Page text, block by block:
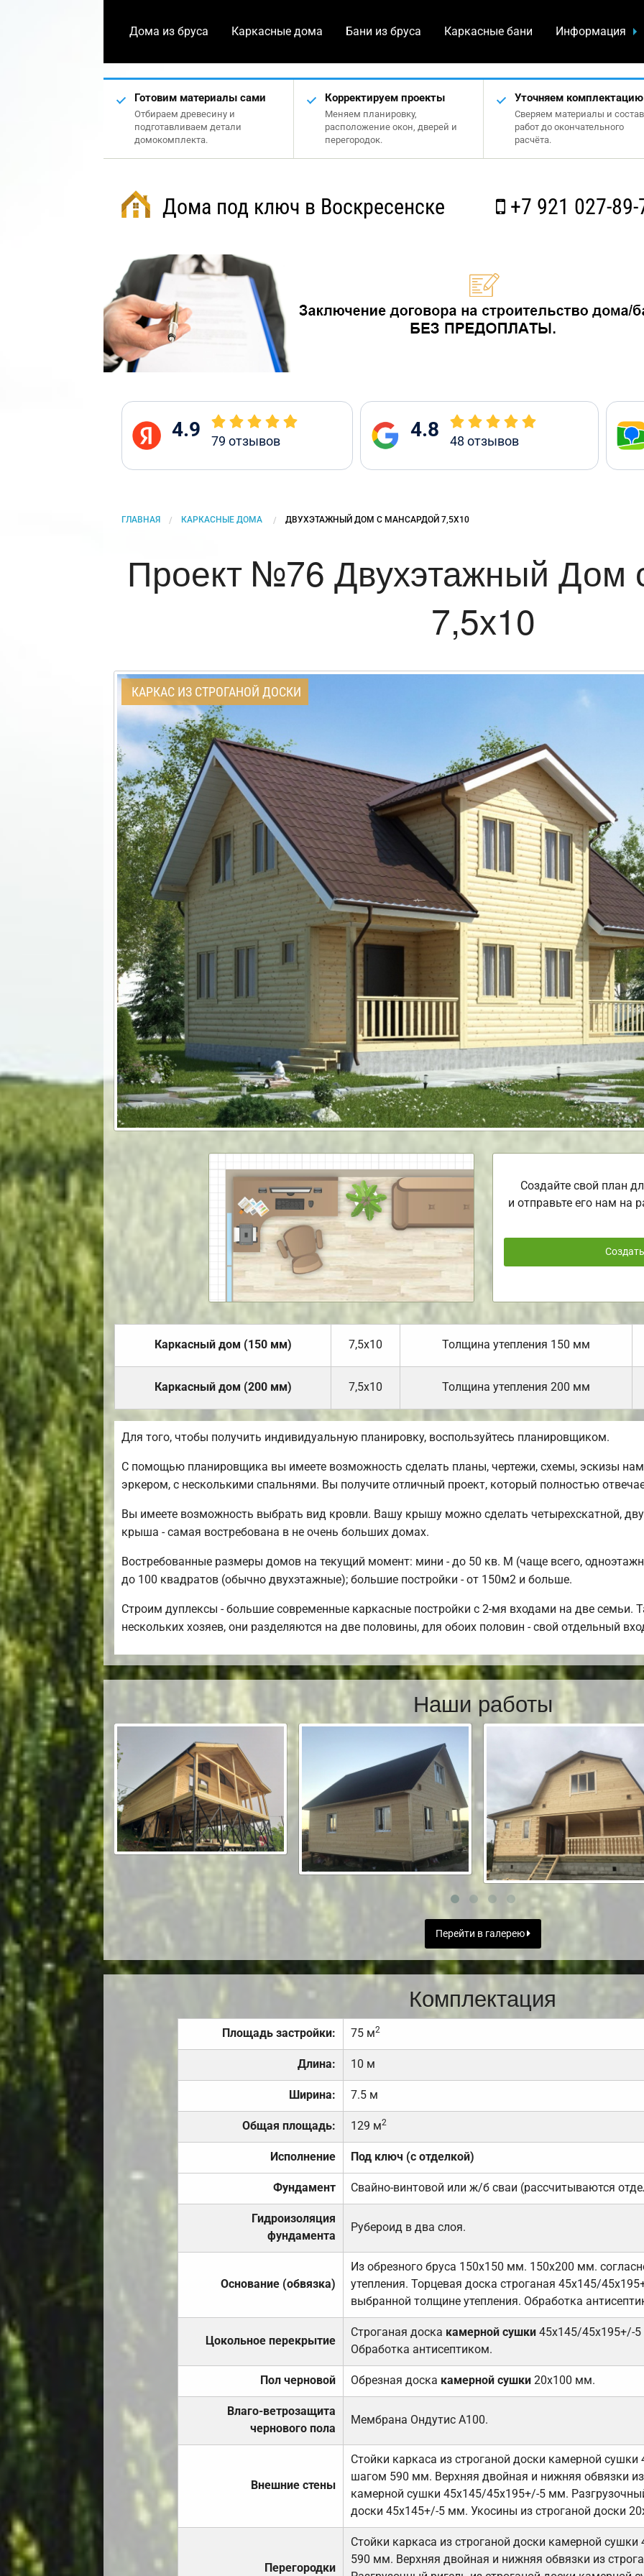
Дома из бруса Каркасные дома Бани из бруса Каркасные бани Информация
Готовим материалы сами
Отбираем древесину и
подготавливаем детали
домокомплекта.
Корректируем проекты
Меняем планировку,
расположение окон, дверей и
перегородок.
Уточняем комплектацию
Сверяем материалы и состав
работ до окончательного
расчёта.
Дома под ключ в Воскресенске +7 921 027-89-
4.9 79 отзывов 4.8 48 отзывов
ГЛАВНАЯ КАРКАСНЫЕ ДОМА CURRENT:
ДВУХЭТАЖНЫЙ ДОМ С МАНСАРДОЙ 7,5Х10
Проект №76 Двухэтажный Дом
7,5х10
КАРКАС ИЗ СТРОГАНОЙ ДОСКИ
Создайте свой план
и отправьте его нам на
Создать
Каркасный дом (150 мм) 7,5х10 Толщина утепления 150 мм
Каркасный дом (200 мм) 7,5х10 Толщина утепления 200 мм
Для того, чтобы получить индивидуальную планировку, воспользуйтесь планировщиком.
С помощью планировщика вы имеете возможность сделать планы, чертежи, схемы, эскизы
эркером, с несколькими спальнями. Вы получите отличный проект, который полностью
Вы имеете возможность выбрать вид кровли. Вашу крышу можно сделать четырехскатной,
крыша - самая востребована в не очень больших домах.
Востребованные размеры домов на текущий момент: мини - до 50 кв. М (чаще всего,
до 100 квадратов (обычно двухэтажные); большие постройки - от 150м2 и больше.
Строим дуплексы - большие современные каркасные постройки с 2-мя входами на две семьи.
нескольких хозяев, они разделяются на две половины, для обоих половин - свой отдельный
Наши работы
Перейти в галерею
Комплектация
Площадь застройки: 75 м2
Длина: 10 м
Ширина: 7.5 м
Общая площадь: 129 м2
Исполнение Под ключ (с отделкой)
Фундамент Свайно-винтовой или ж/б сваи (рассчитываются
Гидроизоляция
фундамента
Рубероид в два слоя.
Основание (обвязка)
Из обрезного бруса 150х150 мм. 150х200 мм.
утепления. Торцевая доска строганая 45х145/
выбранной толщине утепления. Обработка
Цокольное перекрытие
Строганая доска камерной сушки 45х145/45х195+/-
Обработка антисептиком.
Пол черновой Обрезная доска камерной сушки20х100 мм.
Влаго-ветрозащита
чернового пола
Мембрана Ондутис А100.
Внешние стены
Стойки каркаса из строганой доски камерной
шагом 590 мм. Верхняя двойная и нижняя обвязки
камерной сушки 45х145/45х195+/-5 мм.
доски 45х145+/-5 мм. Укосины из строганой доски
Перегородки
Стойки каркаса из строганой доски камерной
590 мм. Верхняя двойная и нижняя обвязки из